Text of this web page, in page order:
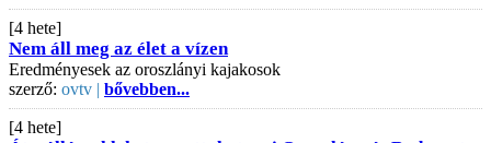
[4 hete]
Nem áll meg az élet a vízen
Eredményesek az oroszlányi kajakosok
szerző: ovtv | bővebben...
[4 hete]